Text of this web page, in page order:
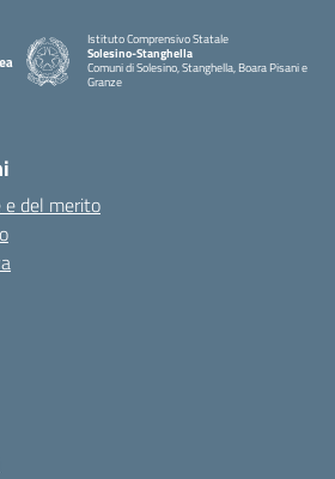
Istituto Comprensivo Statale
Solesino-Stanghella
Comuni di Solesino, Stanghella, Boara Pisani e
Granze
e del merito